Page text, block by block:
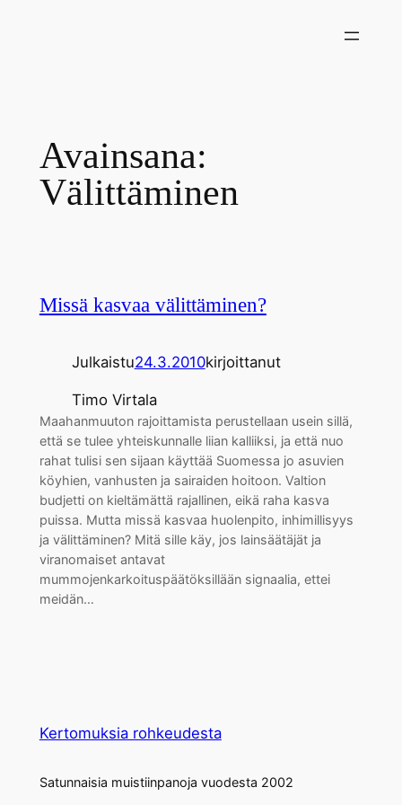
Avainsana:
Välittäminen
Missä kasvaa välittäminen?
Julkaistu24.3.2010kirjoittanut
Timo Virtala
Maahanmuuton rajoittamista perustellaan usein sillä,
että se tulee yhteiskunnalle liian kalliiksi, ja että nuo
rahat tulisi sen sijaan käyttää Suomessa jo asuvien
köyhien, vanhusten ja sairaiden hoitoon. Valtion
budjetti on kieltämättä rajallinen, eikä raha kasva
puissa. Mutta missä kasvaa huolenpito, inhimillisyys
ja välittäminen? Mitä sille käy, jos lainsäätäjät ja
viranomaiset antavat
mummojenkarkoituspäätöksillään signaalia, ettei
meidän…
Kertomuksia rohkeudesta
Satunnaisia muistiinpanoja vuodesta 2002